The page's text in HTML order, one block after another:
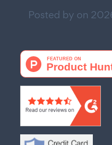
Posted by on